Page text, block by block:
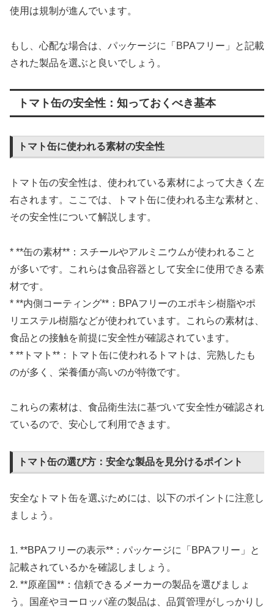
使用は規制が進んでいます。
もし、心配な場合は、パッケージに「BPAフリー」と記載
された製品を選ぶと良いでしょう。
トマト缶の安全性：知っておくべき基本
トマト缶に使われる素材の安全性
トマト缶の安全性は、使われている素材によって大きく左
右されます。ここでは、トマト缶に使われる主な素材と、
その安全性について解説します。
* **缶の素材**：スチールやアルミニウムが使われること
が多いです。これらは食品容器として安全に使用できる素
材です。
* **内側コーティング**：BPAフリーのエポキシ樹脂やポ
リエステル樹脂などが使われています。これらの素材は、
食品との接触を前提に安全性が確認されています。
* **トマト**：トマト缶に使われるトマトは、完熟したも
のが多く、栄養価が高いのが特徴です。
これらの素材は、食品衛生法に基づいて安全性が確認され
ているので、安心して利用できます。
トマト缶の選び方：安全な製品を見分けるポイント
安全なトマト缶を選ぶためには、以下のポイントに注意し
ましょう。
1. **BPAフリーの表示**：パッケージに「BPAフリー」と
記載されているかを確認しましょう。
2. **原産国**：信頼できるメーカーの製品を選びましょ
う。国産やヨーロッパ産の製品は、品質管理がしっかりし